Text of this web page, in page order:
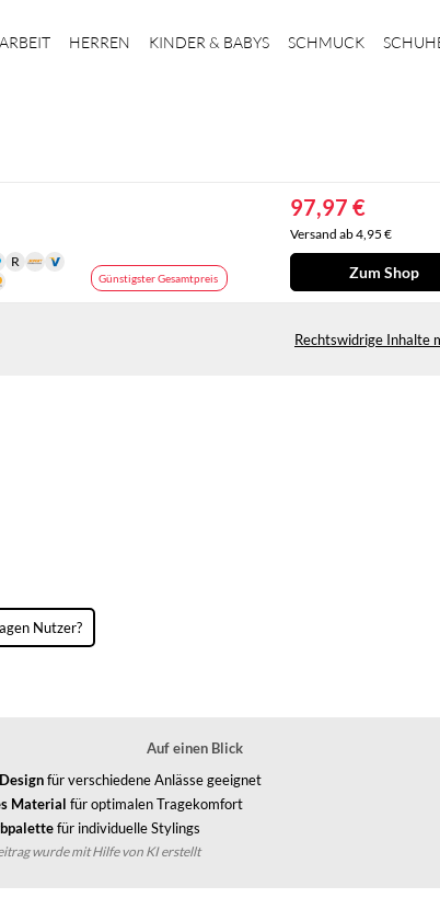
HERREN KINDER & BABYS SCHMUCK
Günstigster Gesamtpreis
97,97 €
Versand ab 4,95 €
Zum Shop
Rechtswidrige Inhalte
Nutzer?
Auf einen Blick
für verschiedene Anlässe geeignet
Material für optimalen Tragekomfort
für individuelle Stylings
wurde mit Hilfe von KI erstellt